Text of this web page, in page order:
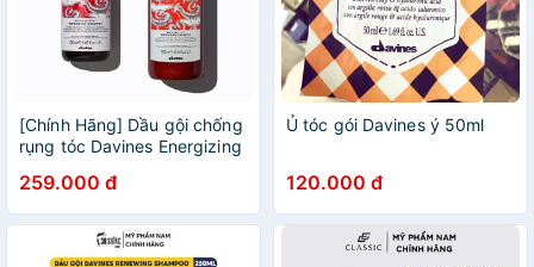
[Chính Hãng] Dầu gội chống
rụng tóc Davines Energizing
259.000 đ
Ủ tóc gói Davines ý 50ml
120.000 đ